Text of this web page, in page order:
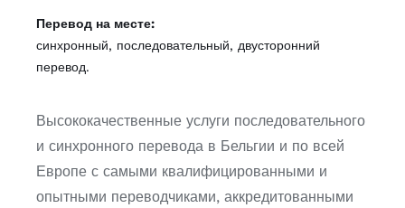
Русский
Перевод на месте:
синхронный, последовательный, двусторонний
перевод.
Высококачественные услуги последовательного
и синхронного перевода в Бельгии и по всей
Европе с самыми квалифицированными и
опытными переводчиками, аккредитованными